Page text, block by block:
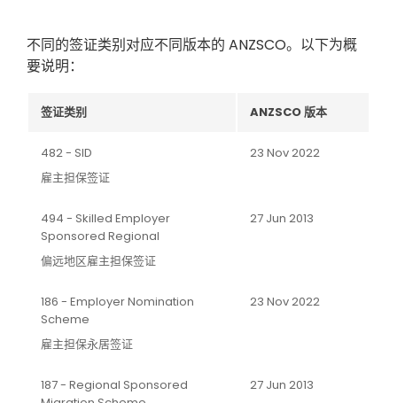
不同的签证类别对应不同版本的 ANZSCO。以下为概
要说明：
签证类别 ANZSCO 版本
482 - SID
雇主担保签证
23 Nov 2022
494 - Skilled Employer
Sponsored Regional
偏远地区雇主担保签证
27 Jun 2013
186 - Employer Nomination
Scheme
雇主担保永居签证
23 Nov 2022
187 - Regional Sponsored
27 Jun 2013